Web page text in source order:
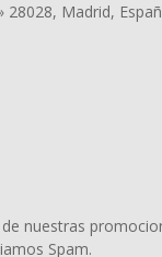
28028, Madrid,
nuestras
Spam.